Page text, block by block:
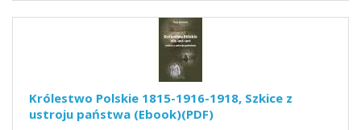
Królestwo Polskie 1815-1916-1918, Szkice z
ustroju państwa (Ebook)(PDF)